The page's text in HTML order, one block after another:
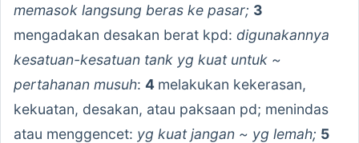
memasok langsung beras ke pasar; 3
mengadakan desakan berat kpd: digunakannya
kesatuan-kesatuan tank yg kuat untuk ~
pertahanan musuh: 4 melakukan kekerasan,
kekuatan, desakan, atau paksaan pd; menindas
atau menggencet: yg kuat jangan ~ yg lemah; 5